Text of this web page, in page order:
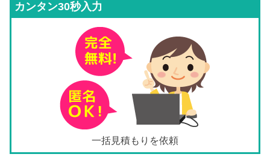
カンタン30秒入力
一括見積もりを依頼